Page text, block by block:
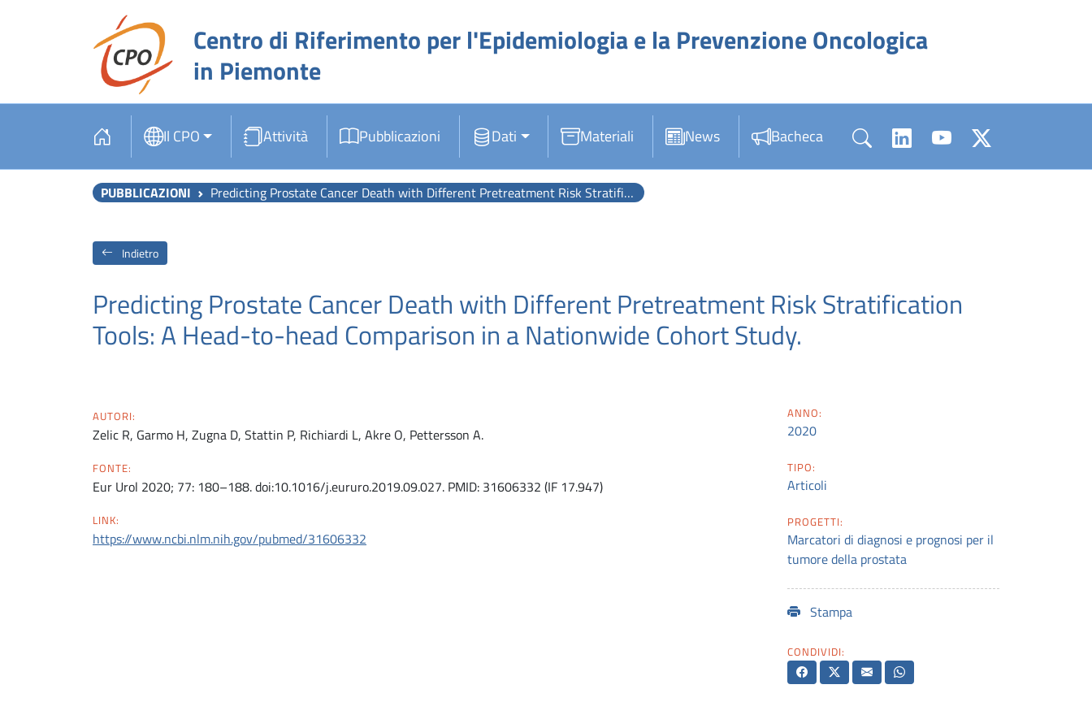
Centro di Riferimento per l'Epidemiologia e la Prevenzione Oncologica
in Piemonte
Il CPO Attività Pubblicazioni Dati Materiali News Bacheca
PUBBLICAZIONI Predicting Prostate Cancer Death with Different Pretreatment Risk Stratification Tools: A Head-to-head Comparison in a Nationwide Cohort Study.
Indietro
Predicting Prostate Cancer Death with Different Pretreatment Risk Stratification
Tools: A Head-to-head Comparison in a Nationwide Cohort Study.
AUTORI:
Zelic R, Garmo H, Zugna D, Stattin P, Richiardi L, Akre O, Pettersson A.
FONTE:
Eur Urol 2020; 77: 180–188. doi:10.1016/j.eururo.2019.09.027. PMID: 31606332 (IF 17.947)
LINK:
https://www.ncbi.nlm.nih.gov/pubmed/31606332
ANNO:
2020
TIPO:
Articoli
PROGETTI:
Marcatori di diagnosi e prognosi per il
tumore della prostata
Stampa
CONDIVIDI: